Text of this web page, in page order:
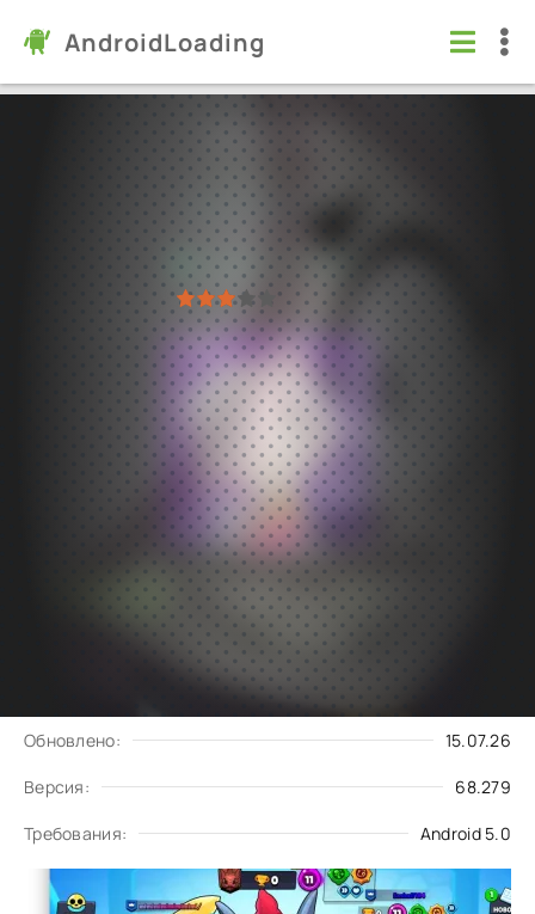
AndroidLoading
Null's Brawl
Игры / Экшен
5.0 68.279
Проверено Kaspersky
2322
Запросить обновление
Обновлено: 15.07.26
Версия: 68.279
Требования: Android 5.0